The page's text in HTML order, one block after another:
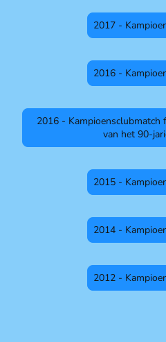
2017 -
2016 -
2016 -
van het 90-
2015 -
2014 -
2012 -